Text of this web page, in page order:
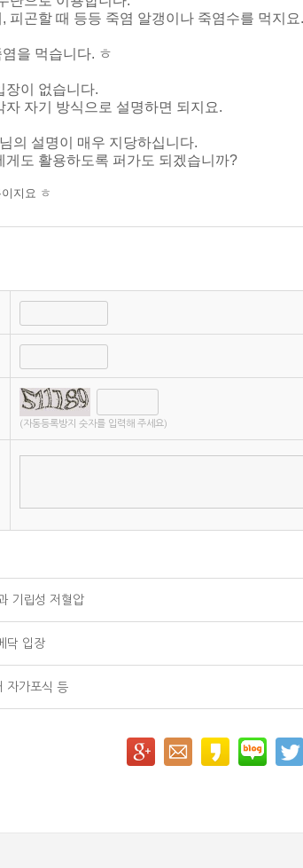
피곤할 때 등등 죽염 알갱이나 죽염수를 먹지요.
을 먹습니다. ㅎ
장이 없습니다.
자 자기 방식으로 설명하면 되지요.
의 설명이 매우 지당하십니다.
게도 활용하도록 퍼가도 되겠습니까?
지요 ㅎ
(자동등록방지 숫자를 입력해 주세요)
기립성 저혈압
닥 입장
자가포식 등